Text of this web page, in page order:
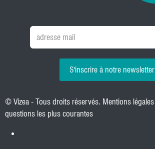
S'inscrire à notre newsletter
© Vizea - Tous droits réservés. Mentions légales
questions les plus courantes